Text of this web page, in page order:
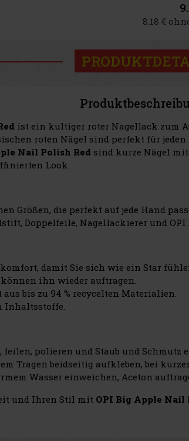
8.18 €
ist ein kultiger roter Nagellack zum
roten Nägel sind perfekt für
Nail Polish Red sind kurze Nägel
Look.
Größen, die perfekt auf jede Hand
Doppelfeile, Nagellackierer und OPI
damit Sie sich wie ein Star
können ihn wieder auftragen.
bis zu 94 % recycelten Materialien.
Inhaltsstoffe.
feilen, polieren und Staub und Schmutz
Tragen beidseitig aufkleben, bei
Wasser einweichen, Aceton
und Ihren Stil mit OPI Big Apple Nail